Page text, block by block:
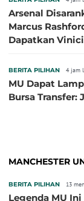
Arsenal
Marcus
Dapatkan
BERITA PILIHAN 4 jam
MU Dapat
Bursa Transfer:
MANCHESTER
BERITA PILIHAN 13
Legenda MU